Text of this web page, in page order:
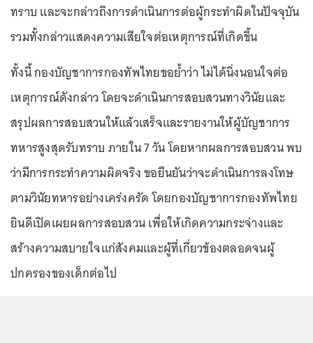
ทราบ และจะกล่าวถึงการดำเนินการต่อผู้กระทำผิดในปัจจุบัน
รวมทั้งกล่าวแสดงความเสียใจต่อเหตุการณ์ที่เกิดขึ้น
ทั้งนี้ กองบัญชาการกองทัพไทยขอย้ำว่า ไม่ได้นิ่งนอนใจต่อ
เหตุการณ์ดังกล่าว โดยจะดำเนินการสอบสวนทางวินัยและ
สรุปผลการสอบสวนให้แล้วเสร็จและรายงานให้ผู้บัญชาการ
ทหารสูงสุดรับทราบ ภายใน 7 วัน โดยหากผลการสอบสวน พบ
ว่ามีการกระทำความผิดจริง ขอยืนยันว่าจะดำเนินการลงโทษ
ตามวินัยทหารอย่างเคร่งครัด โดยกองบัญชาการกองทัพไทย
ยินดีเปิดเผยผลการสอบสวน เพื่อให้เกิดความกระจ่างและ
สร้างความสบายใจแก่สังคมและผู้ที่เกี่ยวข้องตลอดจนผู้
ปกครองของเด็กต่อไป